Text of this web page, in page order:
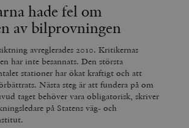
hade fel om
av bilprovningen
avreglerades 2010. Kritikernas
har inte besannats. Den största
stationer har ökat kraftigt och att
Nästa steg är att fundera på om
taget behöver vara obligatorisk, skriver
på Statens väg- och